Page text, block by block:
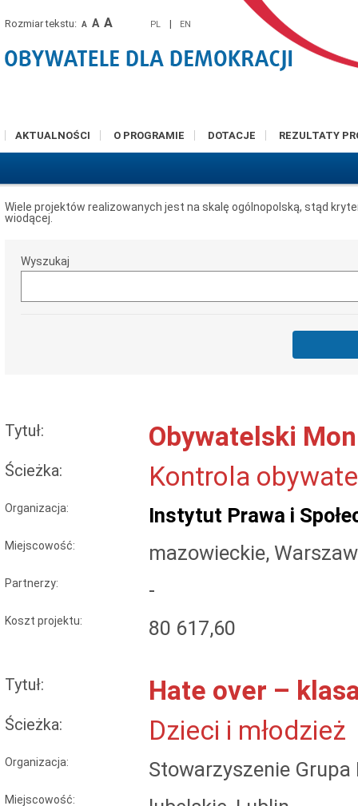
Rozmiar tekstu: A A A PL | EN
AKTUALNOŚCI O PROGRAMIE DOTACJE REZULTATY
Wiele projektów realizowanych jest na skalę ogólnopolską, stąd
wiodącej.
Wyszukaj
Tytuł: Obywatelski
Ścieżka: Kontrola
Organizacja: Instytut Prawa i
Miejscowość: mazowieckie,
Partnerzy: -
Koszt projektu: 80 617,60
Tytuł: Hate over –
Ścieżka: Dzieci i młodzież
Organizacja: Stowarzyszenie
Miejscowość: